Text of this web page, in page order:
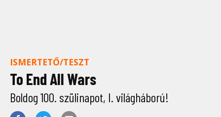
ISMERTETŐ/TESZT
To End All Wars
Boldog 100. szülinapot, I. világháború!